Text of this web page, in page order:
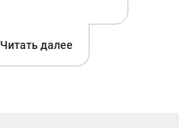
Читать далее